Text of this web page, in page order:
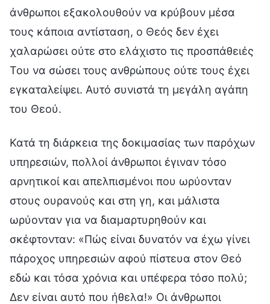
άνθρωποι εξακολουθούν να κρύβουν μέσα
τους κάποια αντίσταση, ο Θεός δεν έχει
χαλαρώσει ούτε στο ελάχιστο τις προσπάθειές
Του να σώσει τους ανθρώπους ούτε τους έχει
εγκαταλείψει. Αυτό συνιστά τη μεγάλη αγάπη
του Θεού.
Κατά τη διάρκεια της δοκιμασίας των παρόχων
υπηρεσιών, πολλοί άνθρωποι έγιναν τόσο
αρνητικοί και απελπισμένοι που ωρύονταν
στους ουρανούς και στη γη, και μάλιστα
ωρύονταν για να διαμαρτυρηθούν και
σκέφτονταν: «Πώς είναι δυνατόν να έχω γίνει
πάροχος υπηρεσιών αφού πίστευα στον Θεό
εδώ και τόσα χρόνια και υπέφερα τόσο πολύ;
Δεν είναι αυτό που ήθελα!» Οι άνθρωποι